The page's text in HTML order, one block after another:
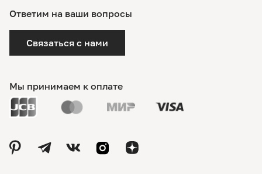
Мы принимаем к оплате
Ответим на ваши вопросы
Связаться с нами